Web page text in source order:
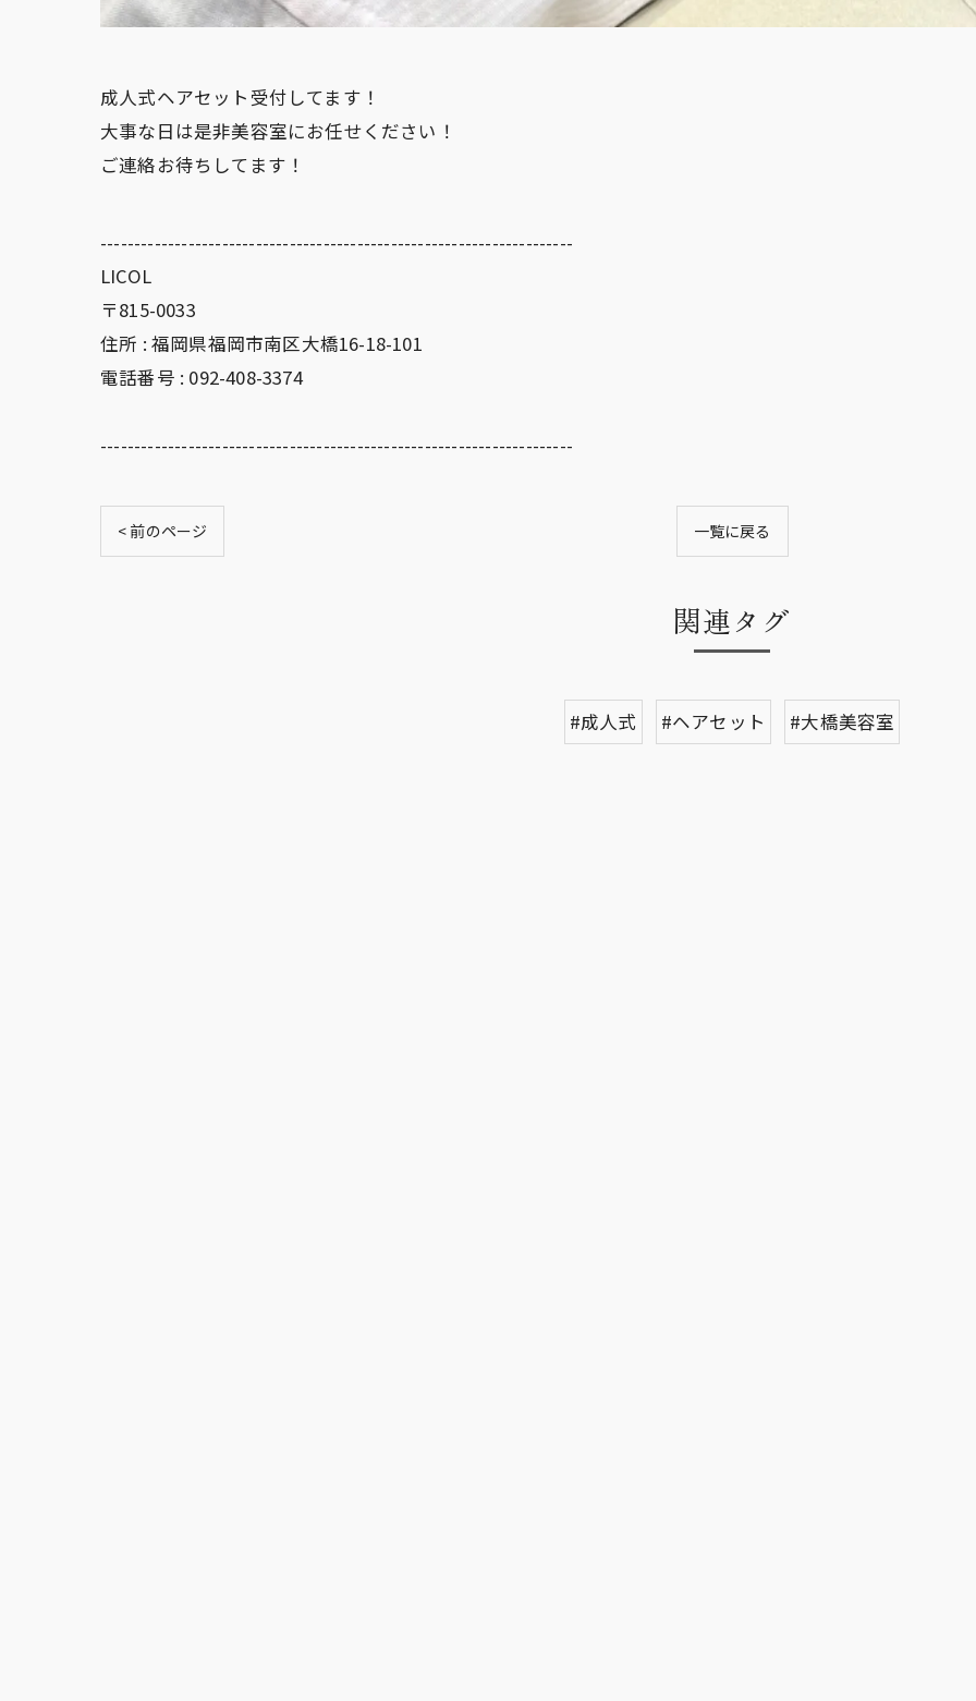
成人式ヘアセット受付してます！
大事な日は是非美容室にお任せください！
ご連絡お待ちしてます！
----------------------------------------------------------------------
LICOL
〒815-0033
住所 : 福岡県福岡市南区大橋16-18-101
電話番号 : 092-408-3374
----------------------------------------------------------------------
< 前のページ 一覧に戻る
関連タグ
#成人式 #ヘアセット #大橋美容室